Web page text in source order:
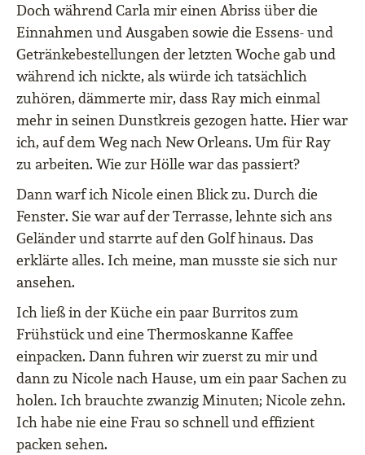
Doch während Carla mir einen Abriss über die
Einnahmen und Ausgaben sowie die Essens- und
Getränkebestellungen der letzten Woche gab und
während ich nickte, als würde ich tatsächlich
zuhören, dämmerte mir, dass Ray mich einmal
mehr in seinen Dunstkreis gezogen hatte. Hier war
ich, auf dem Weg nach New Orleans. Um für Ray
zu arbeiten. Wie zur Hölle war das passiert?
Dann warf ich Nicole einen Blick zu. Durch die
Fenster. Sie war auf der Terrasse, lehnte sich ans
Geländer und starrte auf den Golf hinaus. Das
erklärte alles. Ich meine, man musste sie sich nur
ansehen.
Ich ließ in der Küche ein paar Burritos zum
Frühstück und eine Thermoskanne Kaffee
einpacken. Dann fuhren wir zuerst zu mir und
dann zu Nicole nach Hause, um ein paar Sachen zu
holen. Ich brauchte zwanzig Minuten; Nicole zehn.
Ich habe nie eine Frau so schnell und effizient
packen sehen.